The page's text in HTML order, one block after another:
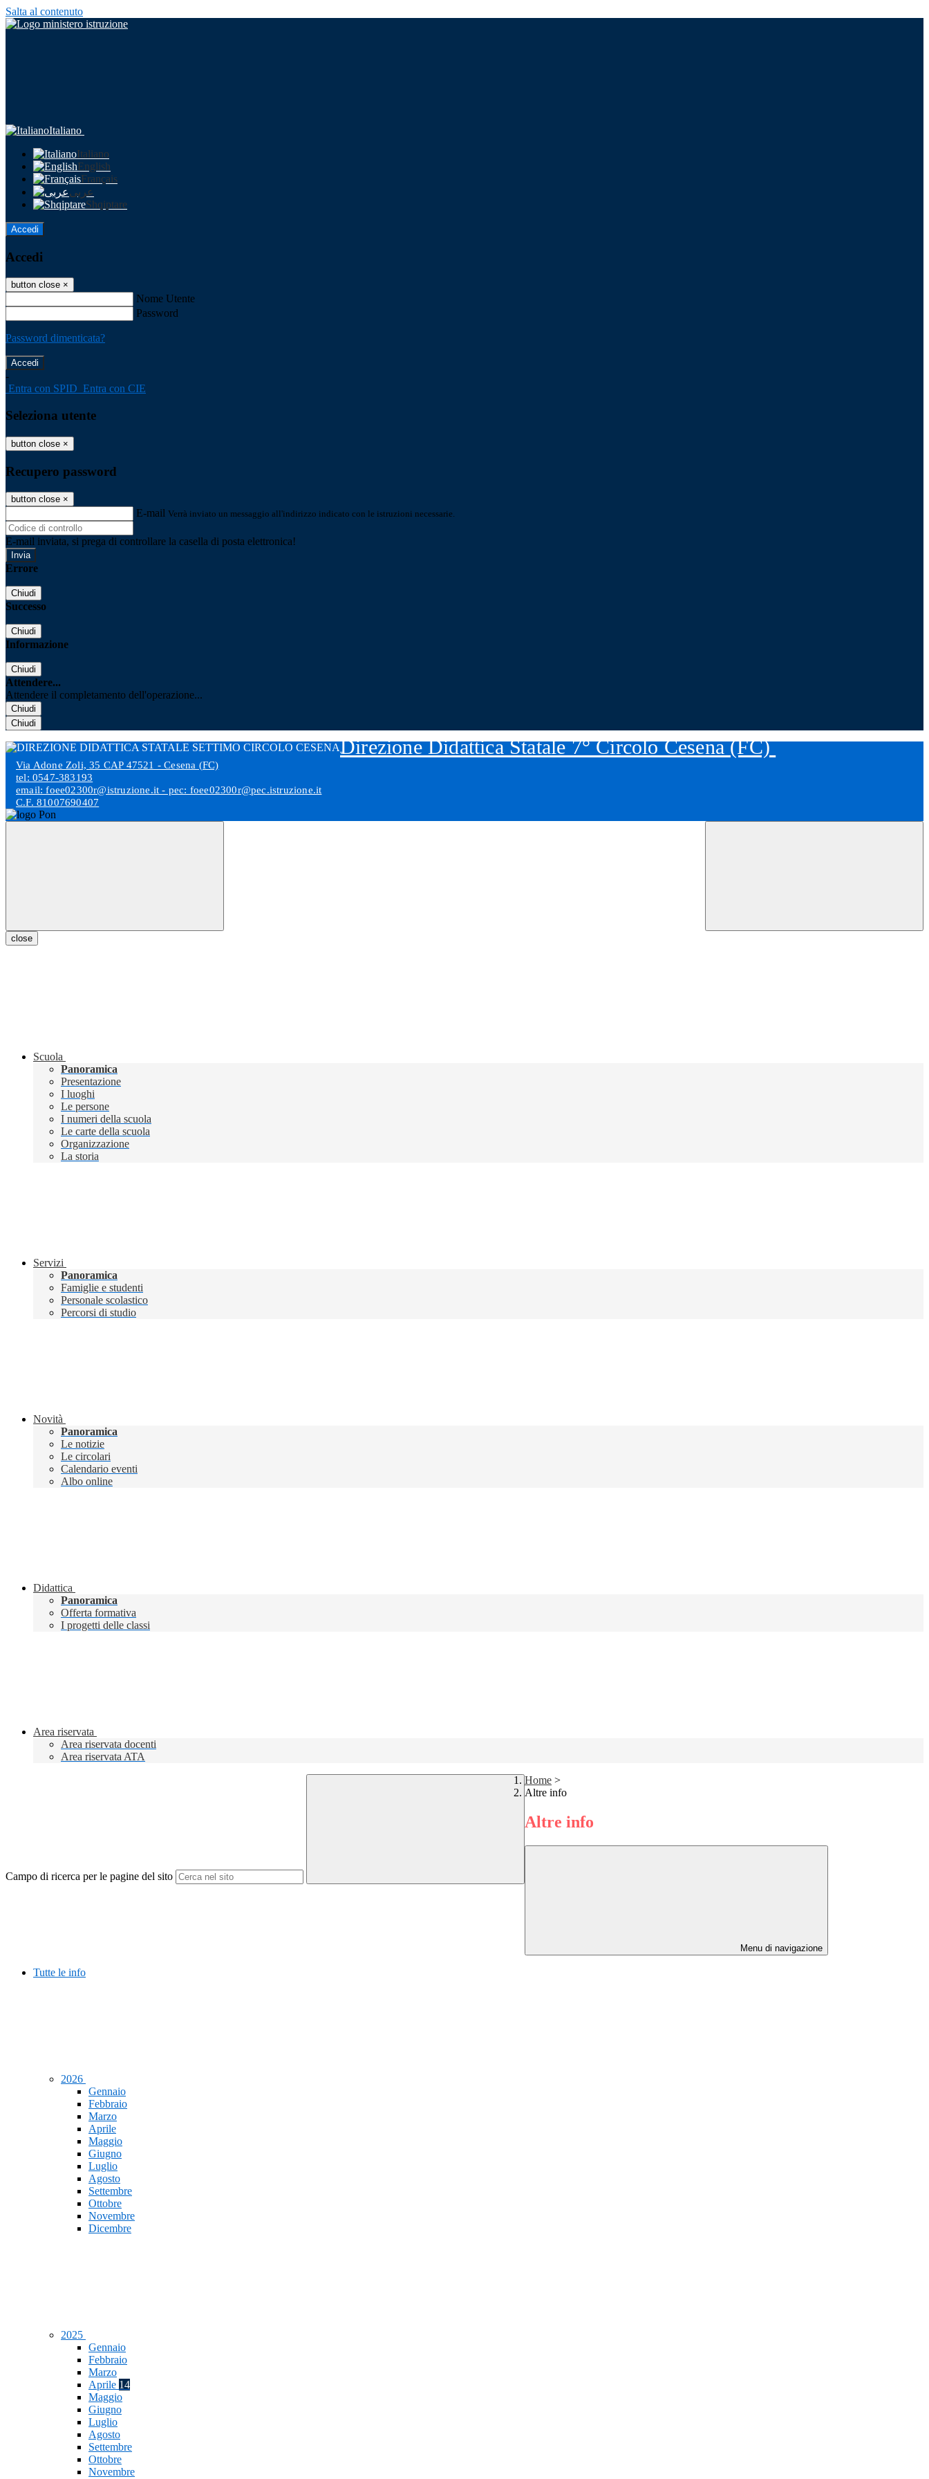
Salta al contenuto
Italiano
Italiano
English
Français
عربى
Shqiptare
Accedi
Accedi
button close ×
Nome Utente
Password
Password dimenticata?
-
Entra con SPID Entra con CIE
Seleziona utente
button close ×
Recupero password
button close ×
E-mail Verrà inviato un messaggio all'indirizzo indicato con le istruzioni necessarie.
E-mail inviata, si prega di controllare la casella di posta elettronica!
Errore
Chiudi
Successo
Chiudi
Informazione
Chiudi
Attendere...
Attendere il completamento dell'operazione...
Chiudi
Chiudi
Direzione Didattica Statale 7° Circolo Cesena (FC)
Via Adone Zoli, 35 CAP 47521 - Cesena (FC)
tel: 0547-383193
email: foee02300r@istruzione.it - pec: foee02300r@pec.istruzione.it
C.F. 81007690407
close
Scuola
Panoramica
Presentazione
I luoghi
Le persone
I numeri della scuola
Le carte della scuola
Organizzazione
La storia
Servizi
Panoramica
Famiglie e studenti
Personale scolastico
Percorsi di studio
Novità
Panoramica
Le notizie
Le circolari
Calendario eventi
Albo online
Didattica
Panoramica
Offerta formativa
I progetti delle classi
Area riservata
Area riservata docenti
Area riservata ATA
Campo di ricerca per le pagine del sito
Home >
Altre info
Altre info
Menu di navigazione
Tutte le info
2026
Gennaio
Febbraio
Marzo
Aprile
Maggio
Giugno
Luglio
Agosto
Settembre
Ottobre
Novembre
Dicembre
2025
Gennaio
Febbraio
Marzo
Aprile 14
Maggio
Giugno
Luglio
Agosto
Settembre
Ottobre
Novembre